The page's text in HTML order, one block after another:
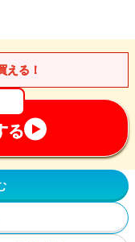
える！
る